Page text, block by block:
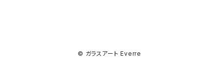
© ガラスアート Everre